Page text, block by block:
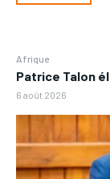
Afrique
Patrice Talon
6 août 2026